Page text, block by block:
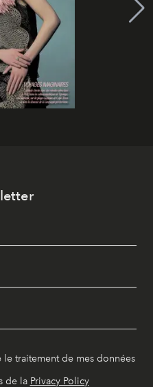
traitement de mes données
de la Privacy Policy